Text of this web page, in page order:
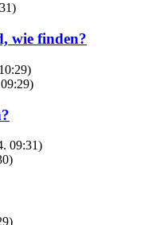
wie finden?
09:31)